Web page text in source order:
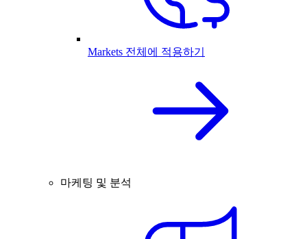
Markets 전체에 적용하기
마케팅 및 분석